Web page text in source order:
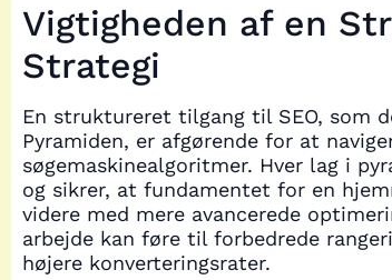
Vigtigheden af en
Strategi
En struktureret tilgang til SEO, som
Pyramiden, er afgørende for at
søgemaskinealgoritmer. Hver lag i
og sikrer, at fundamentet for en
videre med mere avancerede
arbejde kan føre til forbedrede
højere konverteringsrater.